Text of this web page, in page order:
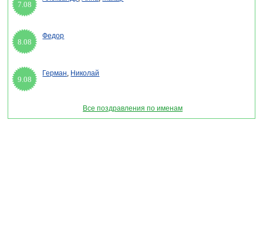
7.08
8.08
Федор
9.08
Герман, Николай
Все поздравления по именам